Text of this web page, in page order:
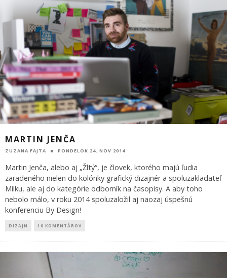
MARTIN JENČA
ZUZANA FAJTA PONDELOK 24. NOV 2014
Martin Jenča, alebo aj „Žltý“, je človek, ktorého majú ľudia
zaradeného nielen do kolónky grafický dizajnér a spoluzakladateľ
Milku, ale aj do kategórie odborník na časopisy. A aby toho
nebolo málo, v roku 2014 spoluzaložil aj naozaj úspešnú
konferenciu By Design!
DIZAJN 10 KOMENTÁROV